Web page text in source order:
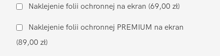
gniazda
Sony
Xperia
Naklejenie folii ochronnej na ekran (69,00 zł)
Naklejenie folii ochronnej PREMIUM na ekran
(89,00 zł)